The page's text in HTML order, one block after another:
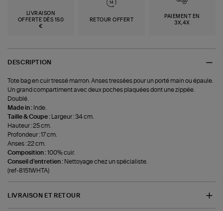
LIVRAISON
OFFERTE DÈS 150
€
RETOUR OFFERT
PAIEMENT EN
3X,4X
DESCRIPTION
Tote bag en cuir tressé marron. Anses tressées pour un porté main ou épaule.
Un grand compartiment avec deux poches plaquées dont une zippée.
Doublé.
Made in : Inde.
Taille & Coupe :
Largeur : 34 cm.
Hauteur : 25 cm.
Profondeur : 17 cm.
Anses : 22 cm.
Composition :100% cuir.
Conseil d'entretien : Nettoyage chez un spécialiste.
(ref-8151WHTA)
LIVRAISON ET RETOUR